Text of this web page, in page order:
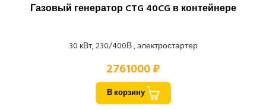
Газовый генератор CTG 40CG в контейнере
30 кВт, 230/400В , электростартер
2761000 ₽
В корзину